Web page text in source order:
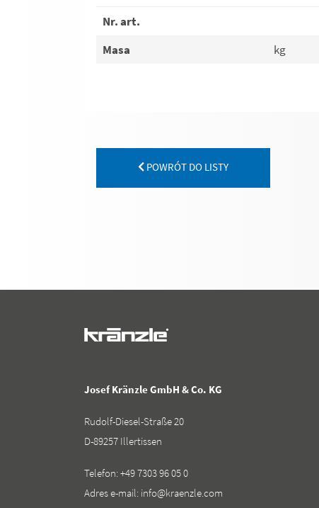
Nr. art.
Masa
kg
POWRÓT DO LISTY
Josef Kränzle GmbH & Co. KG
Rudolf-Diesel-Straße 20
D-89257 Illertissen
Telefon:+49 7303 96 05 0
Adres e-mail: info@kraenzle.com